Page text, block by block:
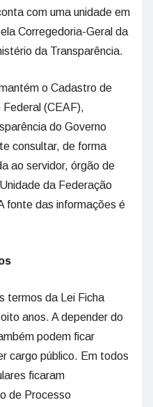
com uma unidade em
Corregedoria-Geral da
da Transparência.
o Cadastro de
Federal (CEAF),
do Governo
consultar, de forma
ao servidor, órgão de
da Federação
fonte das informações é
termos da Lei Ficha
anos. A depender do
podem ficar
cargo público. Em todos
ficaram
de Processo